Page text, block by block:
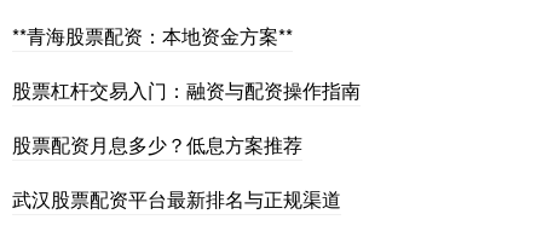
**青海股票配资：本地资金方案**
股票杠杆交易入门：融资与配资操作指南
股票配资月息多少？低息方案推荐
武汉股票配资平台最新排名与正规渠道